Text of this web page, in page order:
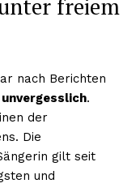
freiem
nach Berichten
unvergesslich.
der
Die
gilt seit
und